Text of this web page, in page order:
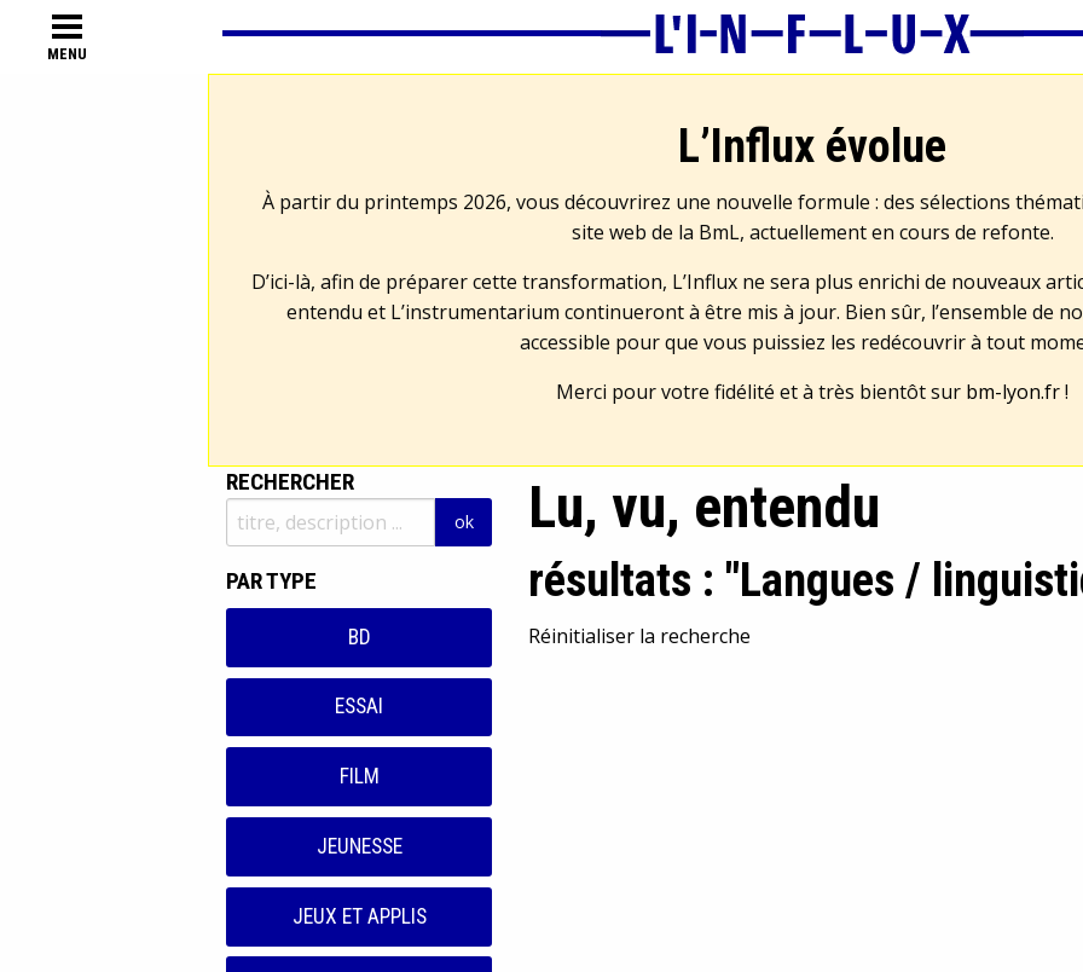
MENU
L’Influx évolue
À partir du printemps 2026, vous découvrirez une nouvelle formule : des sélections
site web de la BmL, actuellement en cours de refonte.
D’ici-là, afin de préparer cette transformation, L’Influx ne sera plus enrichi de nouveaux
entendu et L’instrumentarium continueront à être mis à jour. Bien sûr, l’ensemble de
accessible pour que vous puissiez les redécouvrir à tout
Merci pour votre fidélité et à très bientôt sur bm-lyon.fr!
RECHERCHER
PAR TYPE
BD
ESSAI
FILM
JEUNESSE
JEUX ET APPLIS
Lu, vu, entendu
résultats : "Langues /
Réinitialiser la recherche